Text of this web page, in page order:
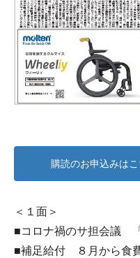
購読のお申込みはこ
＜１面＞
■コロナ禍のサ担会議
■補足給付 ８月から食